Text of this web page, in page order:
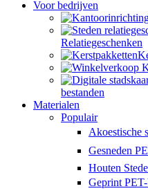
Voor bedrijven
Relatiegeschenken
bestanden
Materialen
Populair
Akoestische
Gesneden
Houten
Geprint